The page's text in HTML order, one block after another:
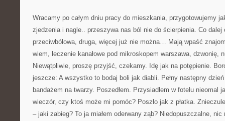
Wracamy po całym dniu pracy do mieszkania, przygotowujemy
zjedzenia i nagle.. przeszywa nas ból nie do ścierpienia. Co
przeciwbólowa, druga, więcej już nie można… Mają wpaść
wiem, leczenie kanałowe pod mikroskopem warszawa, dzwonię,
Niewątpliwie, proszę przyjść, czekamy. Idę jak na potępienie.
jeszcze: A wszystko to bodaj boli jak diabli. Pełny następny
bandażem na twarzy. Poszedłem. Przysiadłem w fotelu nieomal
wieczór, czy ktoś może mi pomóc? Poszło jak z płatka.
– jaki zabieg? To ja miałem oderwany ząb? Niedopuszczalne, nic